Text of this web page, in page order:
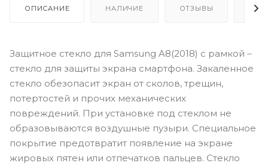
ОПИСАНИЕ НАЛИЧИЕ ОТЗЫВЫ
Защитное стекло для Samsung A8(2018) с рамкой –
стекло для защиты экрана смартфона. Закаленное
стекло обезопасит экран от сколов, трещин,
потертостей и прочих механических
повреждений. При установке под стеклом не
образовываются воздушные пузыри. Специальное
покрытие предотвратит появление на экране
жировых пятен или отпечатков пальцев. Стекло